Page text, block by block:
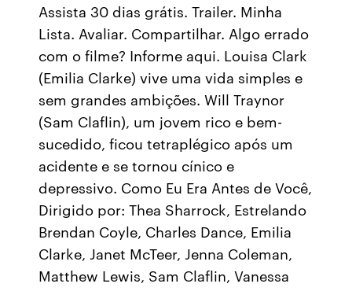
Assista 30 dias grátis. Trailer. Minha
Lista. Avaliar. Compartilhar. Algo errado
com o filme? Informe aqui. Louisa Clark
(Emilia Clarke) vive uma vida simples e
sem grandes ambições. Will Traynor
(Sam Claflin), um jovem rico e bem-
sucedido, ficou tetraplégico após um
acidente e se tornou cínico e
depressivo. Como Eu Era Antes de Você,
Dirigido por: Thea Sharrock, Estrelando
Brendan Coyle, Charles Dance, Emilia
Clarke, Janet McTeer, Jenna Coleman,
Matthew Lewis, Sam Claflin, Vanessa